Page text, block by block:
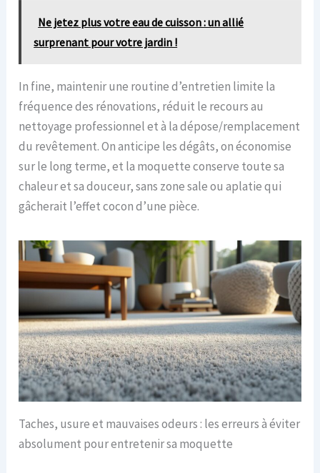
Ne jetez plus votre eau de cuisson : un allié
surprenant pour votre jardin !
In fine, maintenir une routine d’entretien limite la
fréquence des rénovations, réduit le recours au
nettoyage professionnel et à la dépose/remplacement
du revêtement. On anticipe les dégâts, on économise
sur le long terme, et la moquette conserve toute sa
chaleur et sa douceur, sans zone sale ou aplatie qui
gâcherait l’effet cocon d’une pièce.
Taches, usure et mauvaises odeurs : les erreurs à éviter
absolument pour entretenir sa moquette